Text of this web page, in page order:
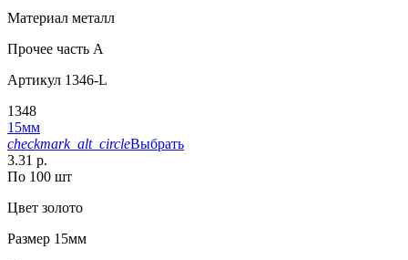
Материал металл
Прочее часть A
Артикул 1346-L
1348
15мм
checkmark_alt_circleВыбрать
3.31 р.
По 100 шт
Цвет золото
Размер 15мм